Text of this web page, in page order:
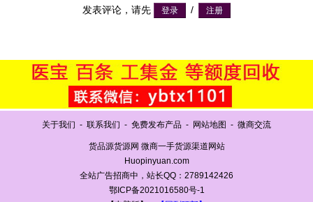
发表评论，请先 /
关于我们 - 联系我们 - 免费发布产品 - 网站地图 - 微商交流
货品源货源网 微商一手货源渠道网站
Huopinyuan.com
全站广告招商中，站长QQ：2789142426
鄂ICP备2021016580号-1